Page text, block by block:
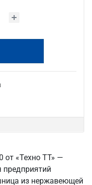
от «Техно ТТ» —
предприятий
из нержавеющей